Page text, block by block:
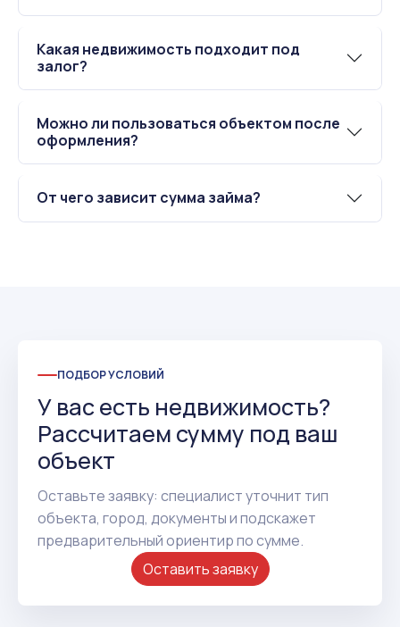
Какая недвижимость подходит под
залог?
Можно ли пользоваться объектом после
оформления?
От чего зависит сумма займа?
ПОДБОР УСЛОВИЙ
У вас есть недвижимость?
Рассчитаем сумму под ваш
объект
Оставьте заявку: специалист уточнит тип
объекта, город, документы и подскажет
предварительный ориентир по сумме.
Оставить заявку